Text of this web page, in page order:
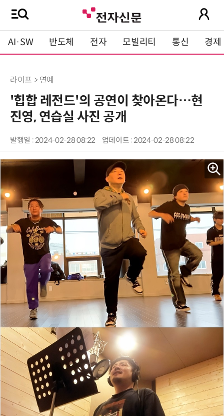
AI·SW 반도체 전자 모빌리티 통신 경제
라이프 > 연예
'힙합 레전드'의 공연이 찾아온다…현
진영, 연습실 사진 공개
발행일 : 2024-02-28 08:22 업데이트 : 2024-02-28 08:22